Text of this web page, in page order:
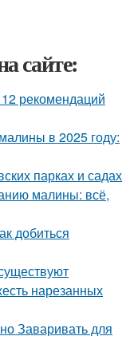
сайте:
рекомендаций
в 2025 году:
парках и садах
малины: всё,
добиться
нарезанных
Заваривать для